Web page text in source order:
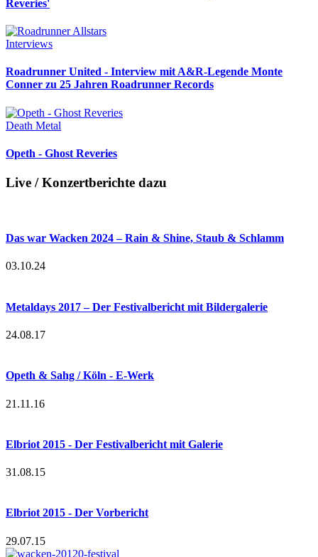
Reveries'
Interviews
Roadrunner United - Interview mit A&R-Legende Monte
Conner zu 25 Jahren Roadrunner Records
Death Metal
Opeth - Ghost Reveries
Live / Konzertberichte dazu
Das war Wacken 2024 – Rain & Shine, Staub & Schlamm
03.10.24
Metaldays 2017 – Der Festivalbericht mit Bildergalerie
24.08.17
Opeth & Sahg / Köln - E-Werk
21.11.16
Elbriot 2015 - Der Festivalbericht mit Galerie
31.08.15
Elbriot 2015 - Der Vorbericht
29.07.15